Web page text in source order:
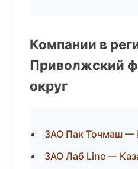
Компании в
Приволжский
округ
ЗАО Пак Точмаш —
ЗАО Лаб Line —